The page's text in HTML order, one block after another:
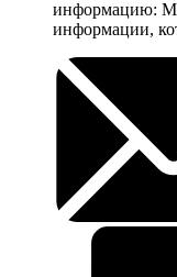
информацию:
информации,